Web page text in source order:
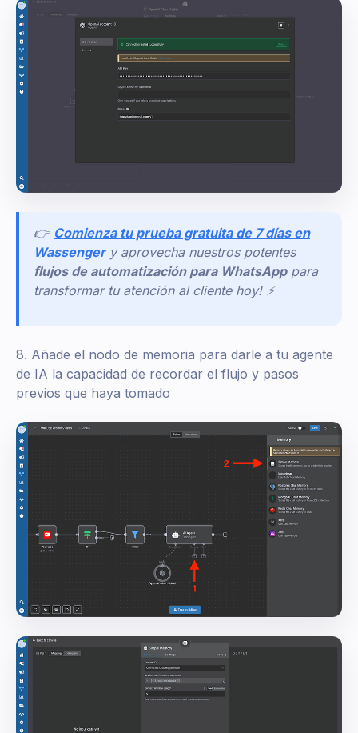
👉 Comienza tu prueba gratuita de 7 días en
Wassenger y aprovecha nuestros potentes
flujos de automatización para WhatsApp para
transformar tu atención al cliente hoy! ⚡
8. Añade el nodo de memoria para darle a tu agente
de IA la capacidad de recordar el flujo y pasos
previos que haya tomado